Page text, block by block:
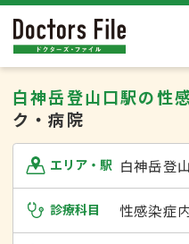
白神岳登山口駅の性
ク・病院
エリア・駅 白神岳登
診療科目 性感染症